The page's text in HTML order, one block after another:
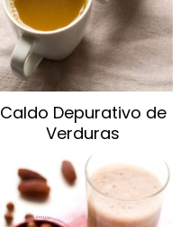
Caldo Depurativo de
Verduras